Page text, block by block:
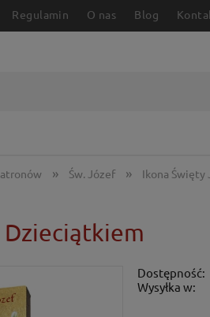
Regulamin O nas Blog
» Św. Józef » Ikona Święty
Dostępność:
Wysyłka w: